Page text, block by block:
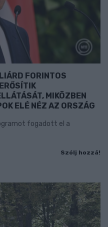
FORINTOS
MIKÖZBEN
ELÉ NÉZ AZ ORSZÁG
fogadott el a
Szólj hozzá!